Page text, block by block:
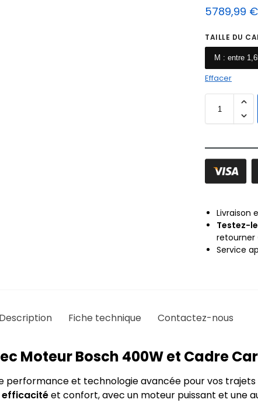
5789,99 €
TAILLE DU
M : entre
Effacer
Livraison
Testez-le
retourner
Service
Description Fiche technique Contactez-nous
Moteur Bosch 400W et Cadre
performance et technologie avancée pour vos trajets
efficacitéet confort, avec un moteur puissant et une